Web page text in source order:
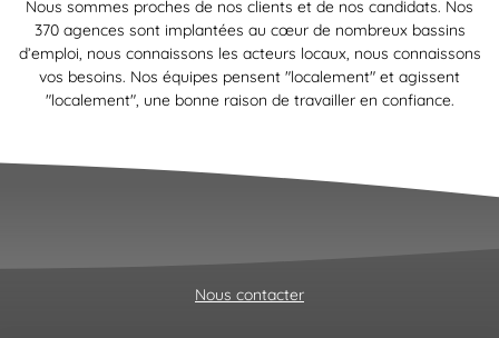
Nous sommes proches de nos clients et de nos candidats. Nos
370 agences sont implantées au cœur de nombreux bassins
d’emploi, nous connaissons les acteurs locaux, nous connaissons
vos besoins. Nos équipes pensent "localement" et agissent
"localement", une bonne raison de travailler en confiance.
Nous contacter